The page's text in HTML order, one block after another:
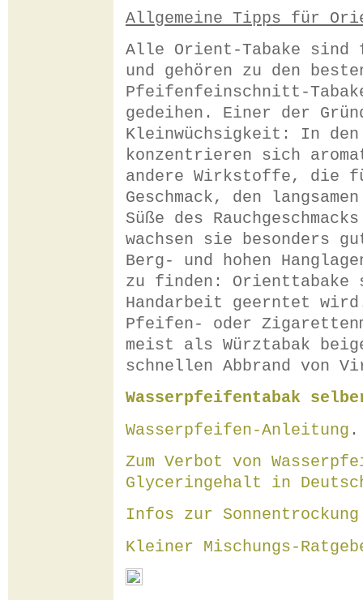
Allgemeine Tipps für
Alle Orient-Tabake sind
und gehören zu den
Pfeifenfeinschnitt-
gedeihen. Einer der
Kleinwüchsigkeit: In
konzentrieren sich
andere Wirkstoffe, die
Geschmack, den
Süße des
wachsen sie besonders
Berg- und hohen
zu finden:
Handarbeit geerntet
Pfeifen- oder
meist als Würztabak
schnellen Abbrand von
Wasserpfeifentabak
Wasserpfeifen-Anleitung .
Zum Verbot von
Glyceringehalt in
Infos zur Sonnentrockung
Kleiner Mischungs-